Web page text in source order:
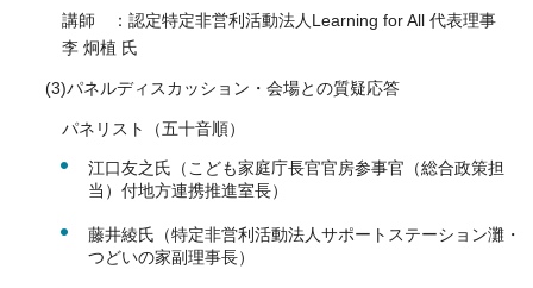
講師 ：認定特定非営利活動法人Learning for All 代表理事
李 炯植 氏
(3)パネルディスカッション・会場との質疑応答
パネリスト（五十音順）
江口友之氏（こども家庭庁長官官房参事官（総合政策担
当）付地方連携推進室長）
藤井綾氏（特定非営利活動法人サポートステーション灘・
つどいの家副理事長）